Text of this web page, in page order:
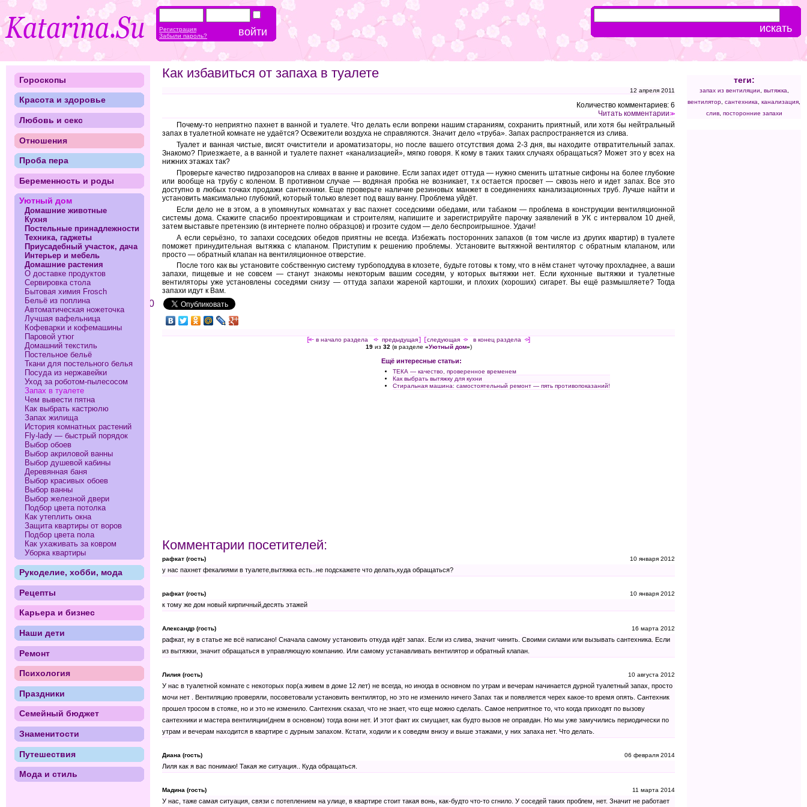
Как избавиться от запаха в туалете
12 апреля 2011
Количество комментариев: 6
Читать комментарии>>
Почему-то неприятно пахнет в ванной и туалете. Что делать если вопреки нашим стараниям, сохранить приятный, или хотя бы нейтральный
запах в туалетной комнате не удаётся? Освежители воздуха не справляются. Значит дело «труба». Запах распространяется из слива.
Туалет и ванная чистые, висят очистители и ароматизаторы, но после вашего отсутствия дома 2-3 дня, вы находите отвратительный запах.
Знакомо? Приезжаете, а в ванной и туалете пахнет «канализацией», мягко говоря. К кому в таких таких случаях обращаться? Может это у всех на
нижних этажах так?
Проверьте качество гидрозапоров на сливах в ванне и раковине. Если запах идет оттуда — нужно сменить штатные сифоны на более глубокие
или вообще на трубу с коленом. В противном случае — водяная пробка не возникает, т.к остается просвет — сквозь него и идет запах. Все это
доступно в любых точках продажи сантехники. Еще проверьте наличие резиновых манжет в соединениях канализационных труб. Лучше найти и
установить максимально глубокий, который только влезет под вашу ванну. Проблема уйдёт.
Если дело не в этом, а в упомянутых комнатах у вас пахнет соседскими обедами, или табаком — проблема в конструкции вентиляционной
системы дома. Скажите спасибо проектировщикам и строителям, напишите и зарегистрируйте парочку заявлений в УК с интервалом 10 дней,
затем выставьте претензию (в интернете полно образцов) и грозите судом — дело беспроигрышное. Удачи!
А если серьёзно, то запахи соседских обедов приятны не всегда. Избежать посторонних запахов (в том числе из других квартир) в туалете
поможет принудительная вытяжка с клапаном. Приступим к решению проблемы. Установите вытяжной вентилятор с обратным клапаном, или
просто — обратный клапан на вентиляционное отверстие.
После того как вы установите собственную систему турбоподдува в клозете, будьте готовы к тому, что в нём станет чуточку прохладнее, а ваши
запахи, пищевые и не совсем — станут знакомы некоторым вашим соседям, у которых вытяжки нет. Если кухонные вытяжки и туалетные
вентиляторы уже установлены соседями снизу — оттуда запахи жареной картошки, и плохих (хороших) сигарет. Вы ещё размышляете? Тогда
запахи идут к Вам.
0
[<— в начало раздела <- предыдущая] [ следующая -> в конец раздела ->]
19из 32 (в разделе «Уютный дом»)
Ещё интересные статьи:
ТЕКА — качество, проверенное временем
Как выбрать вытяжку для кухни
Стиральная машина: самостоятельный ремонт — пять противопоказаний!
Комментарии посетителей:
рафкат (гость) 10 января 2012
у нас пахнет фекалиями в туалете,вытяжка есть..не подскажете что делать,куда обращаться?
рафкат (гость) 10 января 2012
к тому же дом новый кирпичный,десять этажей
Александр (гость) 16 марта 2012
рафкат, ну в статье же всё написано! Сначала самому установить откуда идёт запах. Если из слива, значит чинить. Своими силами или вызывать сантехника. Если
из вытяжки, значит обращаться в управляющую компанию. Или самому устанавливать вентилятор и обратный клапан.
Лилия (гость) 10 августа 2012
У нас в туалетной комнате с некоторых пор(а живем в доме 12 лет) не всегда, но иногда в основном по утрам и вечерам начинается дурной туалетный запах, просто
мочи нет . Вентиляцию проверяли, посоветовали установить вентилятор, но это не изменило ничего Запах так и появляется черех какое-то время опять. Сантехник
прошел тросом в стояке, но и это не изменило. Сантехник сказал, что не знает, что еще можно сделать. Самое неприятное то, что когда приходят по вызову
сантехники и мастера вентиляции(днем в основном) тогда вони нет. И этот факт их смущает, как будто вызов не оправдан. Но мы уже замучились периодически по
утрам и вечерам находится в квартире с дурным запахом. Кстати, ходили и к соведям внизу и выше этажами, у них запаха нет. Что делать.
Диана (гость) 06 февраля 2014
Лиля как я вас понимаю! Такая же ситуация.. Куда обращаться.
Мадина (гость) 11 марта 2014
У нас, таже самая ситуация, связи с потеплением на улице, в квартире стоит такая вонь, как-будто что-то сгнило. У соседей таких проблем, нет. Значит не работает
Гороскопы
Красота и здоровье
Любовь и секс
Отношения
Проба пера
Беременность и роды
Уютный дом
Домашние животные
Кухня
Постельные принадлежности
Техника, гаджеты
Приусадебный участок, дача
Интерьер и мебель
Домашние растения
О доставке продуктов
Сервировка стола
Бытовая химия Frosch
Бельё из поплина
Автоматическая ножеточка
Лучшая вафельница
Кофеварки и кофемашины
Паровой утюг
Домашний текстиль
Постельное бельё
Ткани для постельного белья
Посуда из нержавейки
Уход за роботом-пылесосом
Запах в туалете
Чем вывести пятна
Как выбрать кастрюлю
Запах жилища
История комнатных растений
Fly-lady — быстрый порядок
Выбор обоев
Выбор акриловой ванны
Выбор душевой кабины
Деревянная баня
Выбор красивых обоев
Выбор ванны
Выбор железной двери
Подбор цвета потолка
Как утеплить окна
Защита квартиры от воров
Подбор цвета пола
Как ухаживать за ковром
Уборка квартиры
Рукоделие, хобби, мода
Рецепты
Карьера и бизнес
Наши дети
Ремонт
Психология
Праздники
Семейный бюджет
Знаменитости
Путешествия
Мода и стиль
теги:
запах из вентиляции вытяжка
вентилятор сантехника канализация
слив, посторонние запахи
Регистрация
Забыли пароль?